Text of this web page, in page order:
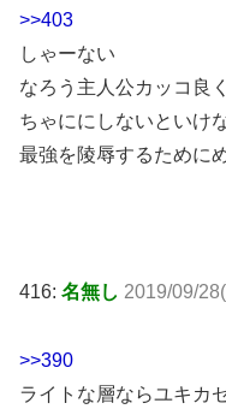
>>403
しゃーない
なろう主人公カッコ良
ちゃににしないといけ
最強を陵辱するために
416: 名無し 2019/09/
>>390
ライトな層ならユキカ